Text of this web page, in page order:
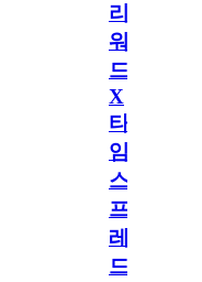
리
워
드
X
타
임
스
프
레
드]